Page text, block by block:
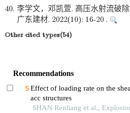
40. 李学文，邓凯萱. 高压水射流破
广东建材. 2022(10): 16-20 .
Other cited types(54)
Recommendations
Effect of loading rate on the
acc structures
SHAN Renliang et al.,